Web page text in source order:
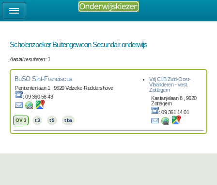
Scholenzoeker Buitengewoon Secundair onderwijs
Aantal resultaten: 1
BuSO Sint-Franciscus
Penitentenlaan 1 , 9620 Velzeke-Ruddershove
: 09 360 58 43
OV 3 t 3 t 9 t ba
Vrij CLB Zuid-Oost-
Vlaanderen - vest.
Zottegem
Kastanjelaan 8 , 9620
Zottegem
: 09 361 14 01